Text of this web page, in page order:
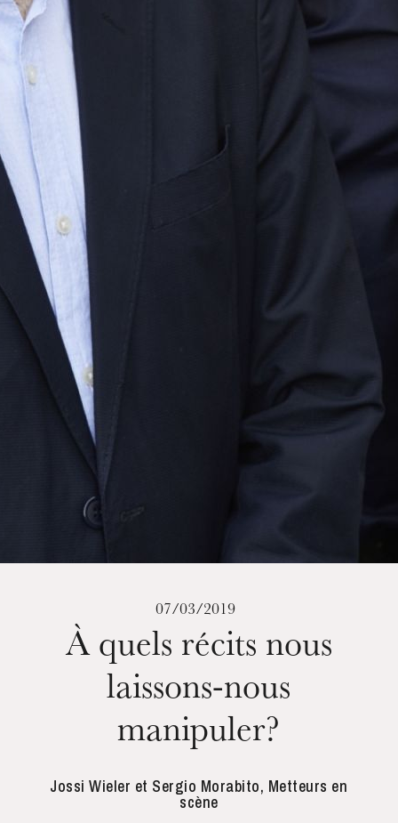
07/03/2019
À quels récits nous
laissons-nous
manipuler?
Jossi Wieler et Sergio Morabito, Metteurs en
scène